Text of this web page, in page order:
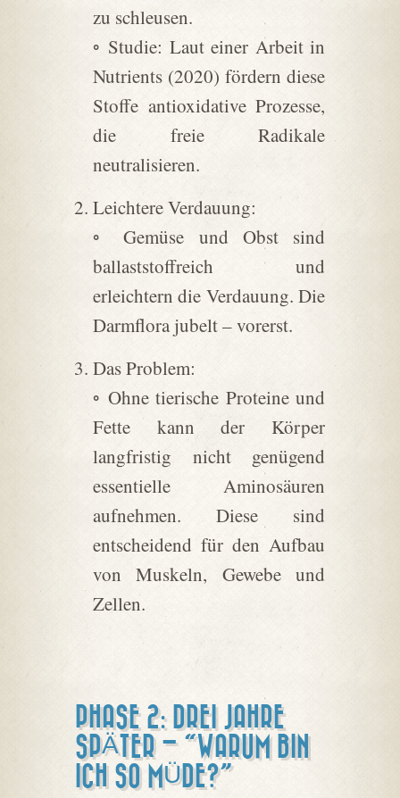
zu schleusen.
◦ Studie: Laut einer Arbeit in
Nutrients (2020) fördern diese
Stoffe antioxidative Prozesse,
die freie Radikale
neutralisieren.
Leichtere Verdauung:
◦ Gemüse und Obst sind
ballaststoffreich und
erleichtern die Verdauung. Die
Darmflora jubelt – vorerst.
Das Problem:
◦ Ohne tierische Proteine und
Fette kann der Körper
langfristig nicht genügend
essentielle Aminosäuren
aufnehmen. Diese sind
entscheidend für den Aufbau
von Muskeln, Gewebe und
Zellen.
PHASE 2: DREI JAHRE
SPÄTER – “WARUM BIN
ICH SO MÜDE?”